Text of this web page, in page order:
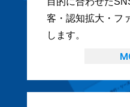
客・認知拡大・フ
します。